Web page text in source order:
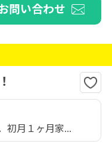
問い合わせ
初月１ヶ月家...